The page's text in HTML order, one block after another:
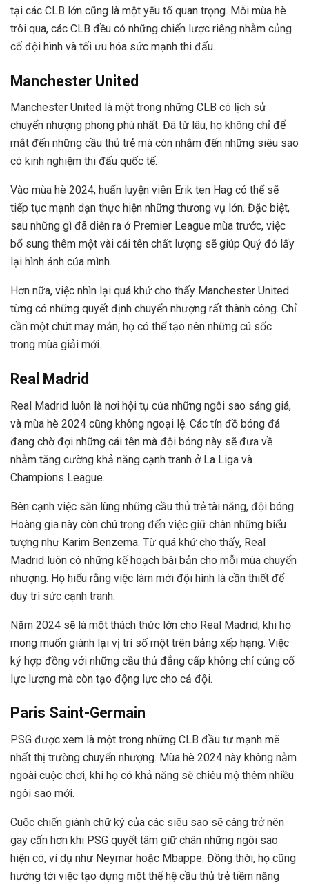
tại các CLB lớn cũng là một yếu tố quan trọng. Mỗi mùa hè
trôi qua, các CLB đều có những chiến lược riêng nhằm củng
cố đội hình và tối ưu hóa sức mạnh thi đấu.
Manchester United
Manchester United là một trong những CLB có lịch sử
chuyển nhượng phong phú nhất. Đã từ lâu, họ không chỉ để
mắt đến những cầu thủ trẻ mà còn nhắm đến những siêu sao
có kinh nghiệm thi đấu quốc tế.
Vào mùa hè 2024, huấn luyện viên Erik ten Hag có thể sẽ
tiếp tục mạnh dạn thực hiện những thương vụ lớn. Đặc biệt,
sau những gì đã diễn ra ở Premier League mùa trước, việc
bổ sung thêm một vài cái tên chất lượng sẽ giúp Quỷ đỏ lấy
lại hình ảnh của mình.
Hơn nữa, việc nhìn lại quá khứ cho thấy Manchester United
từng có những quyết định chuyển nhượng rất thành công. Chỉ
cần một chút may mắn, họ có thể tạo nên những cú sốc
trong mùa giải mới.
Real Madrid
Real Madrid luôn là nơi hội tụ của những ngôi sao sáng giá,
và mùa hè 2024 cũng không ngoại lệ. Các tín đồ bóng đá
đang chờ đợi những cái tên mà đội bóng này sẽ đưa về
nhằm tăng cường khả năng cạnh tranh ở La Liga và
Champions League.
Bên cạnh việc săn lùng những cầu thủ trẻ tài năng, đội bóng
Hoàng gia này còn chú trọng đến việc giữ chân những biểu
tượng như Karim Benzema. Từ quá khứ cho thấy, Real
Madrid luôn có những kế hoạch bài bản cho mỗi mùa chuyển
nhượng. Họ hiểu rằng việc làm mới đội hình là cần thiết để
duy trì sức cạnh tranh.
Năm 2024 sẽ là một thách thức lớn cho Real Madrid, khi họ
mong muốn giành lại vị trí số một trên bảng xếp hạng. Việc
ký hợp đồng với những cầu thủ đẳng cấp không chỉ củng cố
lực lượng mà còn tạo động lực cho cả đội.
Paris Saint-Germain
PSG được xem là một trong những CLB đầu tư mạnh mẽ
nhất thị trường chuyển nhượng. Mùa hè 2024 này không nằm
ngoài cuộc chơi, khi họ có khả năng sẽ chiêu mộ thêm nhiều
ngôi sao mới.
Cuộc chiến giành chữ ký của các siêu sao sẽ càng trở nên
gay cấn hơn khi PSG quyết tâm giữ chân những ngôi sao
hiện có, ví dụ như Neymar hoặc Mbappe. Đồng thời, họ cũng
hướng tới việc tạo dựng một thế hệ cầu thủ trẻ tiềm năng